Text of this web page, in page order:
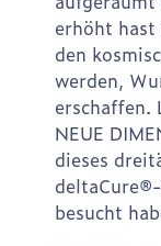
erhöht
den
werden,
erschaffen.
NEUE
dieses
besucht